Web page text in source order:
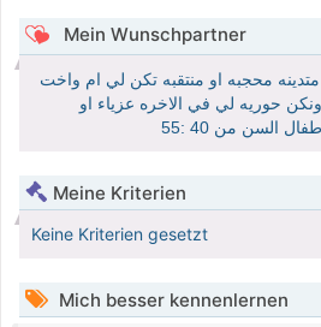
Mein Wunschpartner
محجبه او منتقبه تكن لي ام واخت
حوريه لي في الاخره عزياء او
السن من 40 :55
Meine Kriterien
Keine Kriterien gesetzt
Mich besser kennenlernen